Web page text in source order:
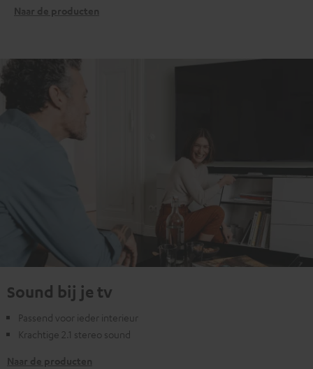
Naar de producten
Sound bij je tv
Passend voor ieder interieur
Krachtige 2.1 stereo sound
Naar de producten